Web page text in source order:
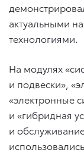
актуальными
технологиями.
На модулях
и подвески»,
«электронные
и «гибридная
и